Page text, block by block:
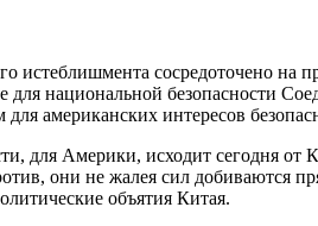
истеблишмента сосредоточено на
национальной безопасности
американских интересов
для Америки, исходит сегодня
они не жалея сил добиваются
объятия Китая.